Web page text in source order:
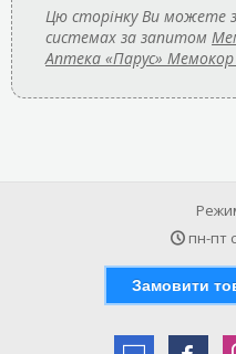
Цю сторінку Ви можете
системах за запитом
Аптека «Парус»
пн-пт с
Замовити